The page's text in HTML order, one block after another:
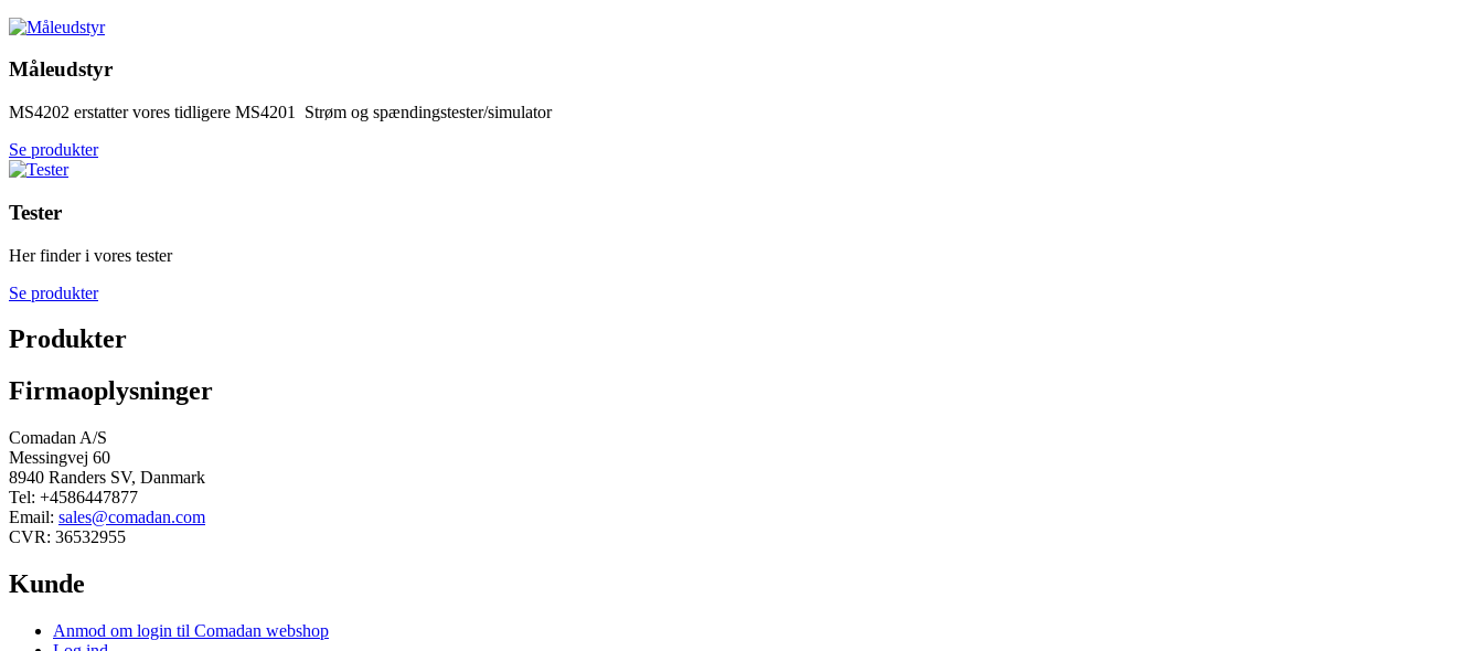
Måleudstyr
MS4202 erstatter vores tidligere MS4201 Strøm og spændingstester/simulator
Se produkter
Tester
Her finder i vores tester
Se produkter
Produkter
Firmaoplysninger
Comadan A/S
Messingvej 60
8940 Randers SV, Danmark
Tel: +4586447877
Email: sales@comadan.com
CVR: 36532955
Kunde
Main
Anmod om login til Comadan webshop